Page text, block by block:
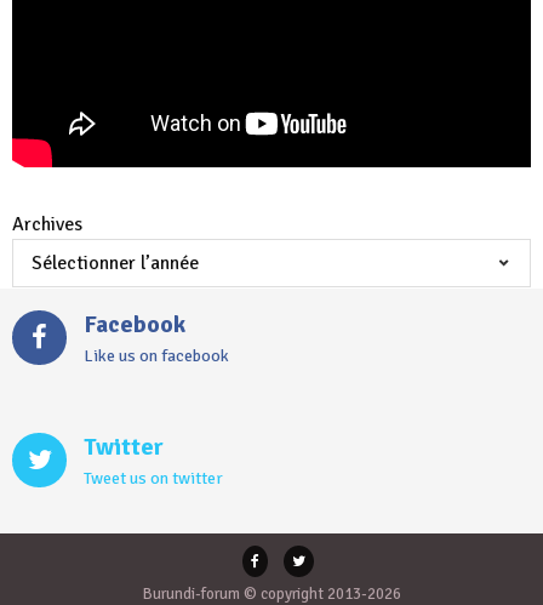
Archives
Facebook
Like us on facebook
Twitter
Tweet us on twitter
Burundi-forum © copyright 2013-2026